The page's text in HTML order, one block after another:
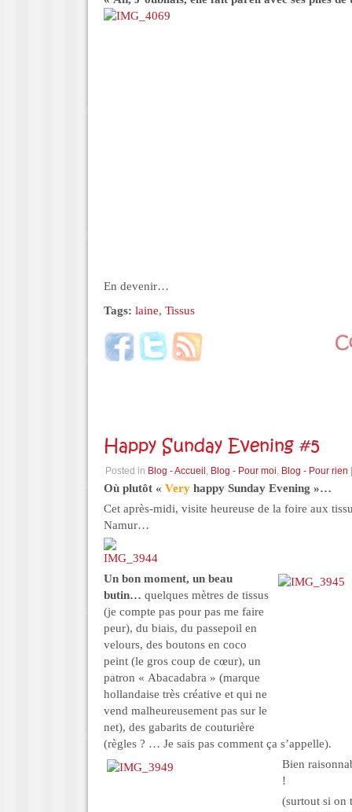
En devenir…
Tags: laine, Tissus
Happy Sunday Evening #5
Posted in Blog - Accueil , Blog - Pour moi, Blog - Pour rien
Où plutôt « Very happy Sunday Evening »…
Cet après-midi, visite heureuse de la foire aux
Namur…
Un bon moment, un beau
butin… quelques mètres de tissus
(je compte pas pour pas me faire
peur), du biais, du passepoil en
velours, des boutons en coco
peint (le gros coup de cœur), un
patron « Abacadabra » (marque
hollandaise très créative et qui ne
vend malheureusement pas sur le
net), des gabarits de couturière
(règles ? … Je sais pas comment ça s’appelle).
Bien
!
(surtout si on